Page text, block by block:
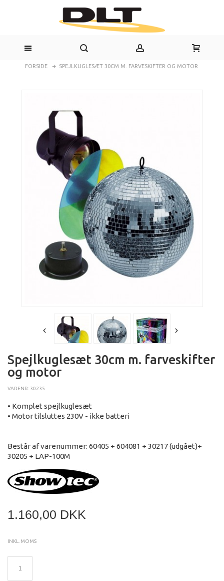
FORSIDE SPEJLKUGLESÆT 30CM M. FARVESKIFTER OG MOTOR
Spejlkuglesæt 30cm m. farveskifter
og motor
VARENR: 30235
• Komplet spejlkuglesæt
• Motor tilsluttes 230V - ikke batteri
Består af varenummer: 60405 + 604081 + 30217 (udgået)+
30205 + LAP-100M
1.160,00 DKK
INKL. MOMS